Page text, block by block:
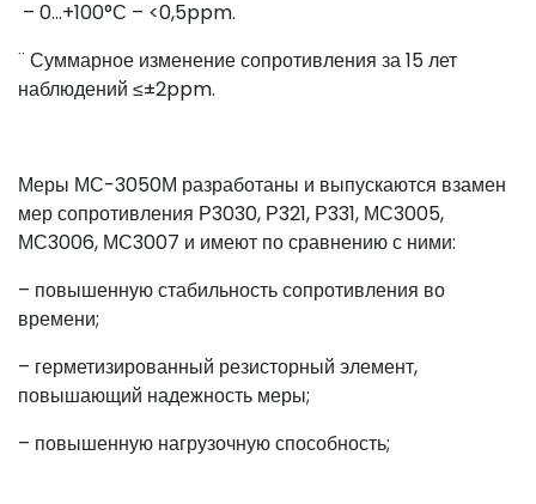
– 0…+100°С – <0,5ppm.
¨ Суммарное изменение сопротивления за 15 лет
наблюдений ≤±2ppm.
Меры МС-3050М разработаны и выпускаются взамен
мер сопротивления Р3030, Р321, Р331, МС3005,
МС3006, МС3007 и имеют по сравнению с ними:
– повышенную стабильность сопротивления во
времени;
– герметизированный резисторный элемент,
повышающий надежность меры;
– повышенную нагрузочную способность;